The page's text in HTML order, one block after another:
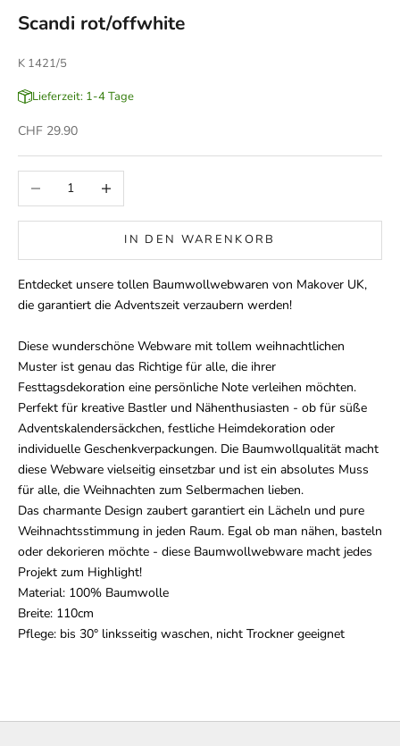
Scandi rot/offwhite
K 1421/5
Lieferzeit: 1-4 Tage
Angebot
CHF 29.90
Anzahl verringernAnzahl erhöhen
IN DEN WARENKORB
Entdecket unsere tollen Baumwollwebwaren von Makover UK,
die garantiert die Adventszeit verzaubern werden!
Diese wunderschöne Webware mit tollem weihnachtlichen
Muster ist genau das Richtige für alle, die ihrer
Festtagsdekoration eine persönliche Note verleihen möchten.
Perfekt für kreative Bastler und Nähenthusiasten - ob für süße
Adventskalendersäckchen, festliche Heimdekoration oder
individuelle Geschenkverpackungen. Die Baumwollqualität macht
diese Webware vielseitig einsetzbar und ist ein absolutes Muss
für alle, die Weihnachten zum Selbermachen lieben.
Das charmante Design zaubert garantiert ein Lächeln und pure
Weihnachtsstimmung in jeden Raum. Egal ob man nähen, basteln
oder dekorieren möchte - diese Baumwollwebware macht jedes
Projekt zum Highlight!
Material: 100% Baumwolle
Breite: 110cm
Pflege: bis 30° linksseitig waschen, nicht Trockner geeignet